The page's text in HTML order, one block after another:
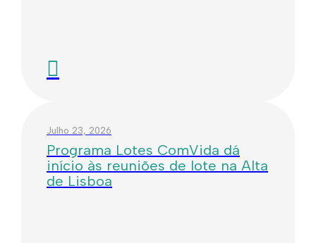
Julho 23, 2026
Programa Lotes ComVida dá
início às reuniões de lote na Alta
de Lisboa